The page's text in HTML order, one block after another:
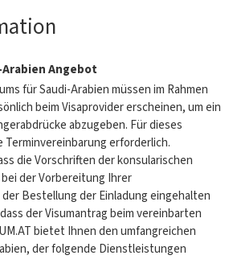
Angebot
für Saudi-Arabien müssen im Rahmen
beim Visaprovider erscheinen, um ein
abzugeben. Für dieses
erforderlich.
die Vorschriften der konsularischen
der Vorbereitung Ihrer
Bestellung der Einladung eingehalten
der Visumantrag beim vereinbarten
bietet Ihnen den umfangreichen
der folgende Dienstleistungen